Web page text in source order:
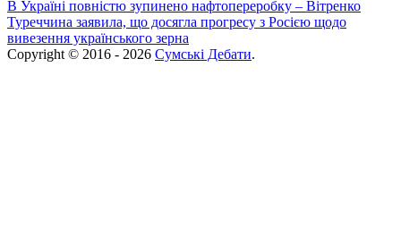
В Україні повністю зупинено нафтопереробку – Вітренко
Туреччина заявила, що досягла прогресу з Росією щодо
вивезення українського зерна
Copyright © 2016 - 2026 Сумські Дебати.